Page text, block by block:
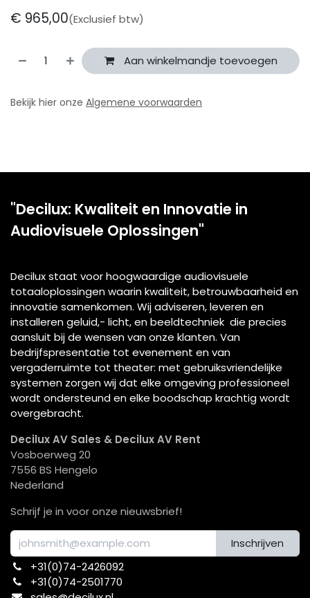
€ 965,00(Exclusief btw)
Aan winkelmandje toevoegen
Bekijk hier onze Algemene voorwaarden
"Decilux: Kwaliteit en Innovatie in
Audiovisuele Oplossingen"
Decilux staat voor hoogwaardige audiovisuele
totaaloplossingen waarin kwaliteit, betrouwbaarheid en
innovatie samenkomen. Wij adviseren, leveren en
installeren geluid,- licht, en beeldtechniek die precies
aansluit bij de wensen van onze klanten. Van
bedrijfspresentatie tot evenement en van
vergaderruimte tot theater: met gebruiksvriendelijke
systemen zorgen wij dat elke omgeving professioneel
wordt ondersteund en elke boodschap krachtig wordt
overgebracht.
Decilux AV Sales & Decilux AV Rent
Vosboerweg 20
7556 BS Hengelo
Nederland
Schrijf je in voor onze nieuwsbrief!
Inschrijven
+31(0)74-2426092​
+31(0)74-2501770